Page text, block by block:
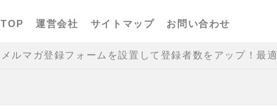
TOP 運営会社 サイトマップ お問い合わせ
メルマガ登録フォームを設置して登録者数をアップ！最